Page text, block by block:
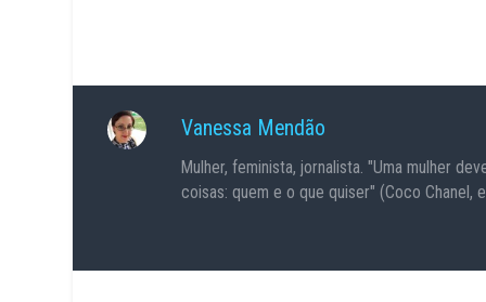
Vanessa Mendão
Mulher, feminista, jornalista. "Uma mulher
coisas: quem e o que quiser" (Coco Chanel,